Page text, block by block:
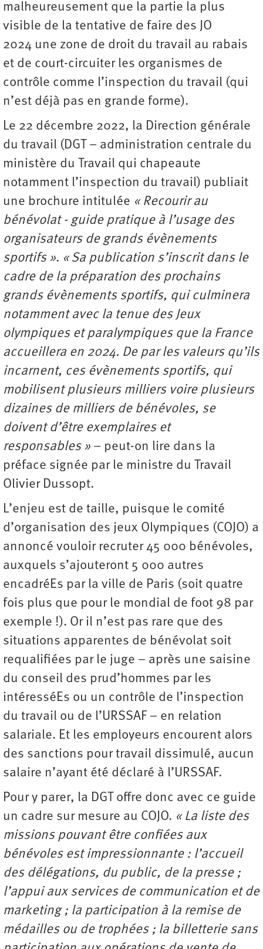
malheureusement que la partie la plus
visible de la tentative de faire des JO
2024 une zone de droit du travail au rabais
et de court-circuiter les organismes de
contrôle comme l’inspection du travail (qui
n’est déjà pas en grande forme).
Le 22 décembre 2022, la Direction générale
du travail (DGT – administration centrale du
ministère du Travail qui chapeaute
notamment l’inspection du travail) publiait
une brochure intitulée « Recourir au
bénévolat - guide pratique à l’usage des
organisateurs de grands évènements
sportifs ». « Sa publication s’inscrit dans le
cadre de la préparation des prochains
grands évènements sportifs, qui culminera
notamment avec la tenue des Jeux
olympiques et paralympiques que la France
accueillera en 2024. De par les valeurs qu’ils
incarnent, ces évènements sportifs, qui
mobilisent plusieurs milliers voire plusieurs
dizaines de milliers de bénévoles, se
doivent d’être exemplaires et
responsables » – peut-on lire dans la
préface signée par le ministre du Travail
Olivier Dussopt.
L’enjeu est de taille, puisque le comité
d’organisation des jeux Olympiques (COJO) a
annoncé vouloir recruter 45 000 bénévoles,
auxquels s’ajouteront 5 000 autres
encadréEs par la ville de Paris (soit quatre
fois plus que pour le mondial de foot 98 par
exemple !). Or il n’est pas rare que des
situations apparentes de bénévolat soit
requalifiées par le juge – après une saisine
du conseil des prud’hommes par les
intéresséEs ou un contrôle de l’inspection
du travail ou de l’URSSAF – en relation
salariale. Et les employeurs encourent alors
des sanctions pour travail dissimulé, aucun
salaire n’ayant été déclaré à l’URSSAF.
Pour y parer, la DGT offre donc avec ce guide
un cadre sur mesure au COJO. « La liste des
missions pouvant être confiées aux
bénévoles est impressionnante : l’accueil
des délégations, du public, de la presse ;
l’appui aux services de communication et de
marketing ; la participation à la remise de
médailles ou de trophées ; la billetterie sans